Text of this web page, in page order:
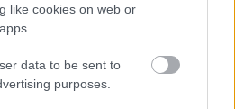
like cookies on web or
data to be sent to
purposes.